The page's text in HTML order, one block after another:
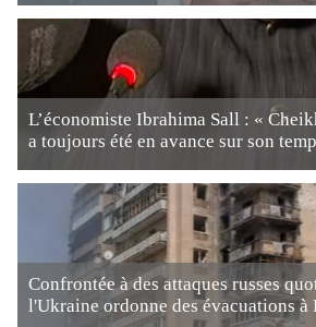
L’économiste Ibrahima Sall : «
a toujours été en avance sur son
Confrontée à des attaques russes
l'Ukraine ordonne des évacuations à